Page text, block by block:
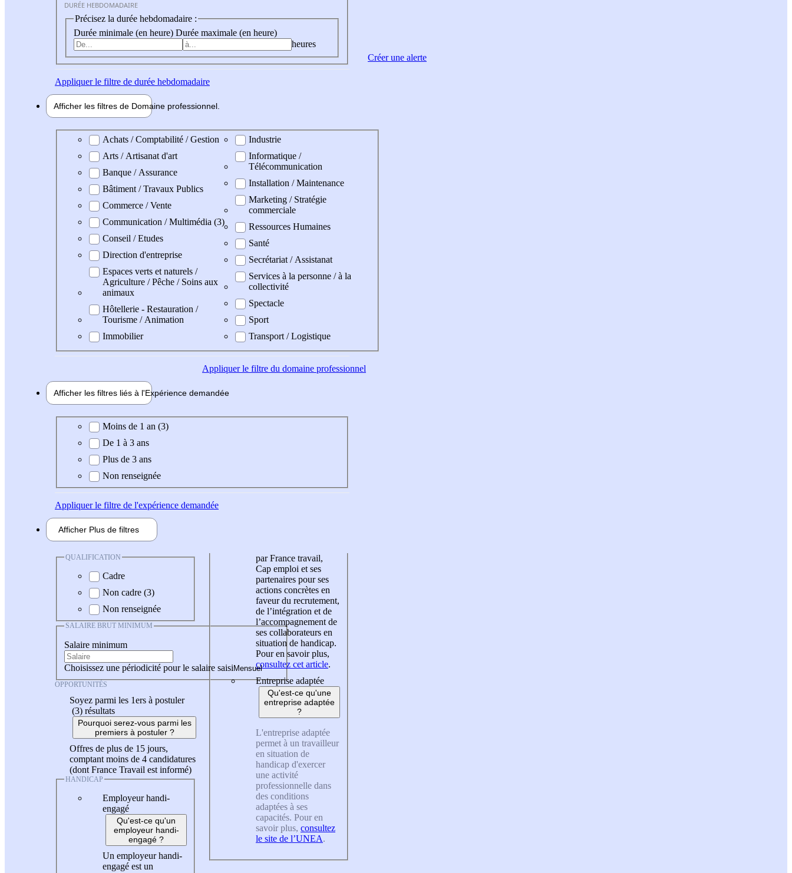
DURÉE HEBDOMADAIRE
Précisez la durée hebdomadaire :
Durée minimale (en heure) Durée maximale (en heure)
heures
Appliquerle filtre de durée hebdomadaire
Afficher les filtres de Domaine professionnel
Domaine professionel
Achats / Comptabilité / Gestion
Arts / Artisanat d'art
Banque / Assurance
Bâtiment / Travaux Publics
Commerce / Vente
Communication / Multimédia (3)
Conseil / Etudes
Direction d'entreprise
Espaces verts et naturels /
Agriculture / Pêche / Soins aux
animaux
Hôtellerie - Restauration /
Tourisme / Animation
Immobilier
Industrie
Informatique /
Télécommunication
Installation / Maintenance
Marketing / Stratégie
commerciale
Ressources Humaines
Santé
Secrétariat / Assistanat
Services à la personne / à la
collectivité
Spectacle
Sport
Transport / Logistique
Appliquerle filtre du domaine professionnel
Afficher les filtres liés à l'Expérience demandée
Expérience demandée
Moins de 1 an (3)
De 1 à 3 ans
Plus de 3 ans
Non renseignée
Appliquerle filtre de l'expérience demandée
Afficher Plus de filtres
QUALIFICATION
Cadre
Non cadre (3)
Non renseignée
SALAIRE BRUT MINIMUM
Salaire minimum
Choisissez une périodicité pour le salaire saisi
OPPORTUNITÉS
Soyez parmi les 1ers à postuler
(3) résultats
Pourquoi serez-vous parmi les
premiers à postuler ?
Offres de plus de 15 jours,
comptant moins de 4 candidatures
(dont France Travail est informé)
HANDICAP
Employeur handi-
engagé
Qu'est-ce qu'un
employeur handi-
engagé ?
Un employeur handi-
engagé est un
par France travail,
Cap emploi et ses
partenaires pour ses
actions concrètes en
faveur du recrutement,
de l’intégration et de
l’accompagnement de
ses collaborateurs en
situation de handicap.
Pour en savoir plus,
consultez cet article.
Entreprise adaptée
Qu'est-ce qu'une
entreprise adaptée
?
L'entreprise adaptée
permet à un travailleur
en situation de
handicap d'exercer
une activité
professionnelle dans
des conditions
adaptées à ses
capacités. Pour en
savoir plus, consultez
le site de l’UNEA.
Créer une alerte